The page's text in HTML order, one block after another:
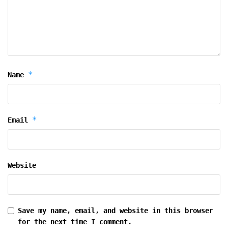
Name *
Email *
Website
Save my name, email, and website in this browser
for the next time I comment.